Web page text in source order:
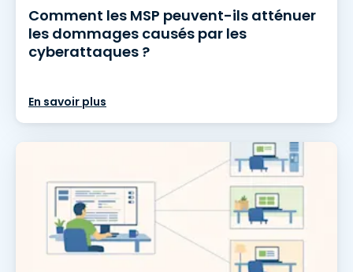
Comment les MSP peuvent-ils atténuer
les dommages causés par les
cyberattaques ?
En savoir plus